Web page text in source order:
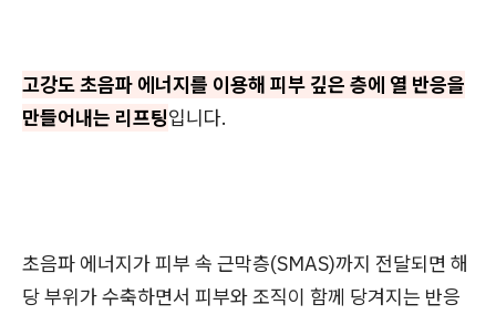
고강도 초음파 에너지를 이용해 피부 깊은 층에 열 반응을
만들어내는 리프팅입니다.
초음파 에너지가 피부 속 근막층(SMAS)까지 전달되면 해
당 부위가 수축하면서 피부와 조직이 함께 당겨지는 반응